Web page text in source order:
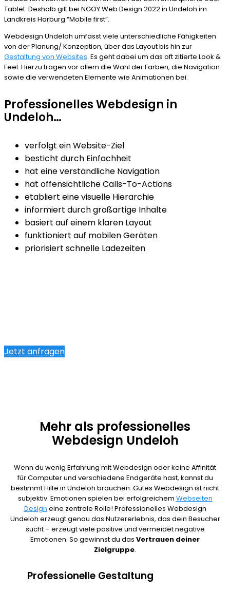
Tablet. Deshalb gilt bei NGOY Web Design 2022 in Undeloh im
Landkreis Harburg “Mobile first”.
Webdesign Undeloh umfasst viele unterschiedliche Fähigkeiten
von der Planung/ Konzeption, über das Layout bis hin zur
Gestaltung von Websites. Es geht dabei um das oft zitierte Look &
Feel. Hierzu tragen vor allem die Wahl der Farben, die Navigation
sowie die verwendeten Elemente wie Animationen bei.
Professionelles Webdesign in
Undeloh…
verfolgt ein Website-Ziel
besticht durch Einfachheit
hat eine verständliche Navigation
hat offensichtliche Calls-To-Actions
etabliert eine visuelle Hierarchie
informiert durch großartige Inhalte
basiert auf einem klaren Layout
funktioniert auf mobilen Geräten
priorisiert schnelle Ladezeiten
Jetzt anfragen
Mehr als professionelles
Webdesign Undeloh
Wenn du wenig Erfahrung mit Webdesign oder keine Affinität
für Computer und verschiedene Endgeräte hast, kannst du
bestimmt Hilfe in Undeloh brauchen. Gutes Webdesign ist nicht
subjektiv. Emotionen spielen bei erfolgreichem Webseiten
Design eine zentrale Rolle! Professionelles Webdesign
Undeloh erzeugt genau das Nutzererlebnis, das dein Besucher
sucht – erzeugt viele positive und vermeidet negative
Emotionen. So gewinnst du das Vertrauen deiner
Zielgruppe.
Professionelle Gestaltung